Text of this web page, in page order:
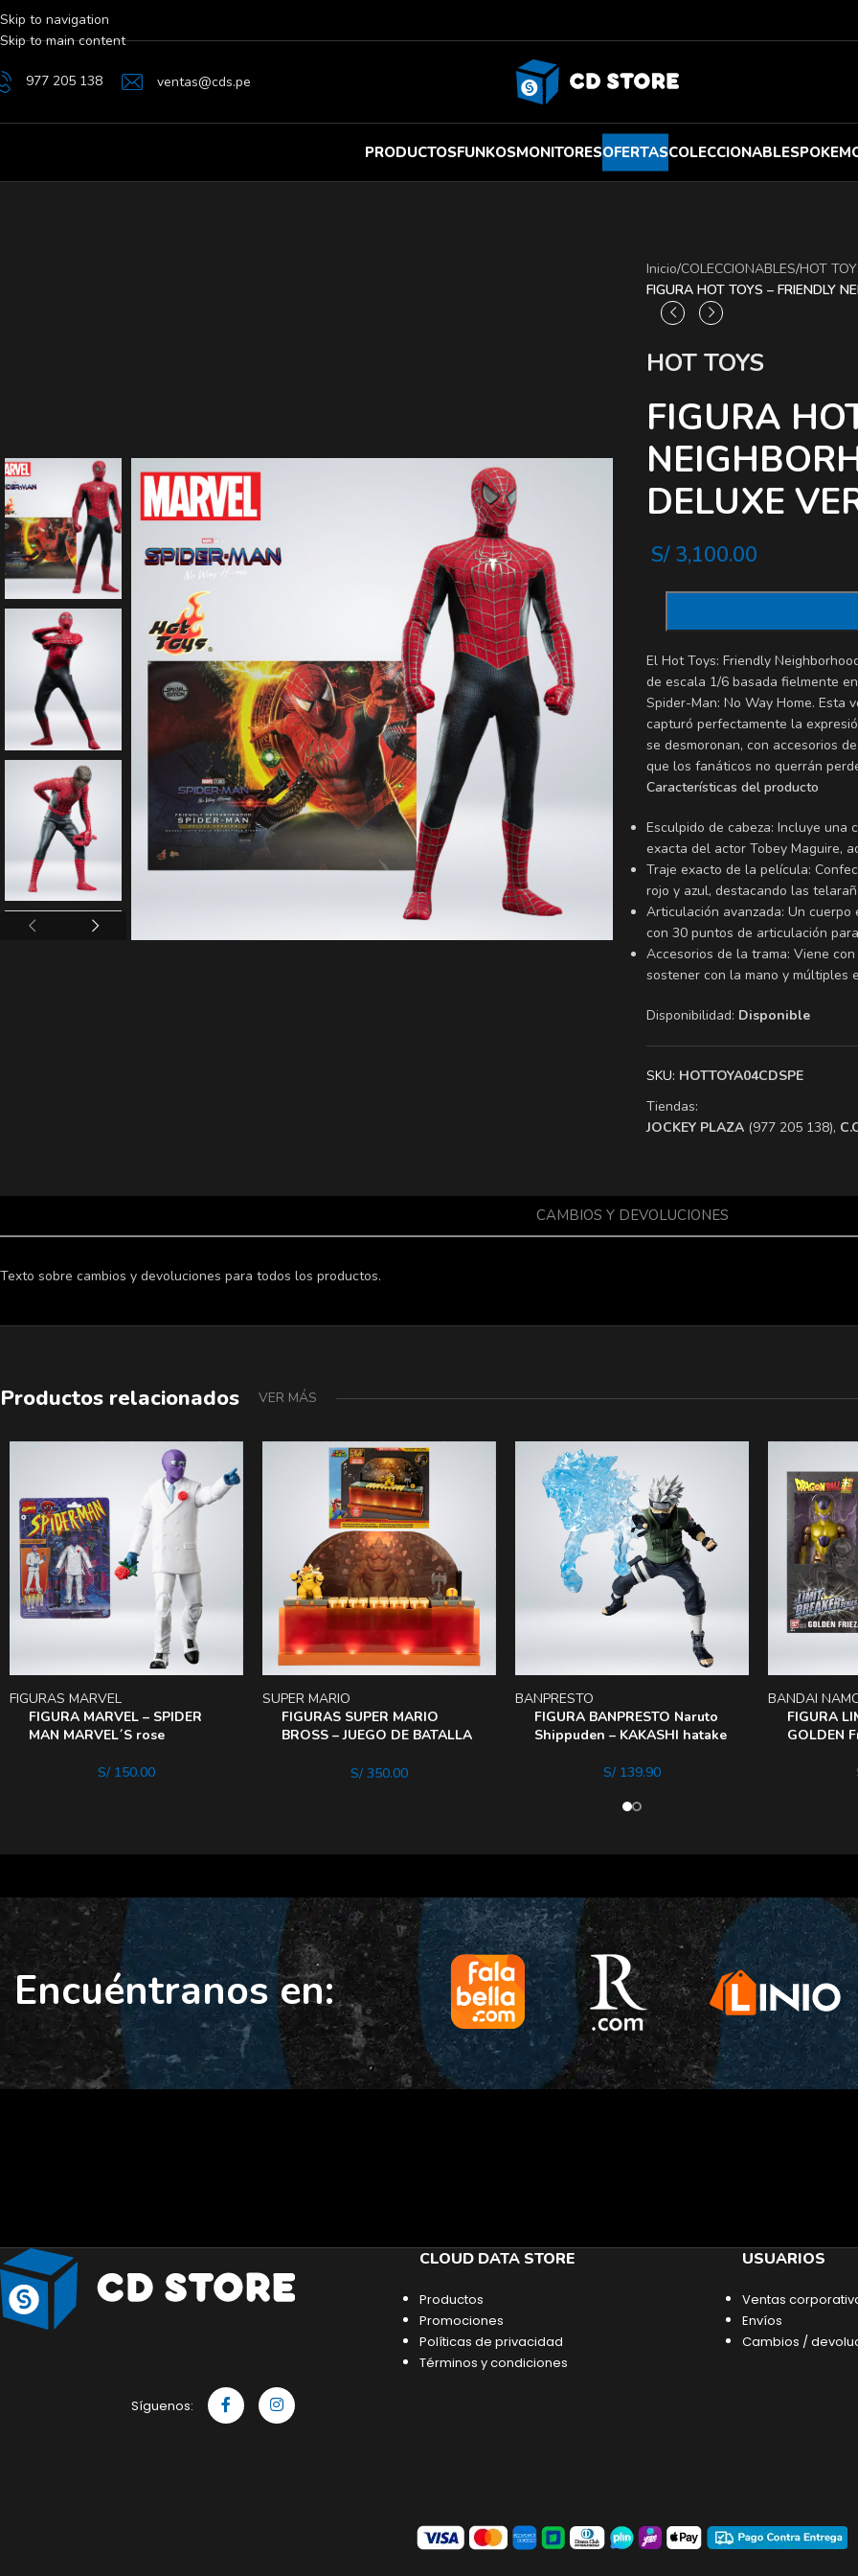
Skip to navigation
Skip to main content
977 205 138 ventas@cds.pe
PRODUCTOSFUNKOSMONITORESOFERTASCOLECCIONABLES
Inicio/COLECCIONABLES/HOT
FIGURA HOT TOYS – FRIENDLY
HOT TOYS
FIGURA
DELUXE
S/3,100.00
El Hot Toys: Friendly
de escala 1/6 basada fielmente
Spider-Man: No Way Home. Esta
capturó perfectamente la
se desmoronan, con accesorios
que los fanáticos no querrán
Características del producto
Esculpido de cabeza: Incluye una
exacta del actor Tobey Maguire,
Traje exacto de la película:
rojo y azul, destacando las
Articulación avanzada: Un
con 30 puntos de articulación
Accesorios de la trama: Viene
sostener con la mano y múltiples
Disponibilidad: Disponible
SKU: HOTTOYA04CDSPE
Tiendas:
​JOCKEY PLAZA (977 205 138),
CAMBIOS Y DEVOLUCIONES
Texto sobre cambios y devoluciones para todos los productos.
Productos relacionados VER MÁS
FIGURA MARVEL – SPIDER
MAN MARVEL´S rose
FIGURAS MARVEL
S/150.00
FIGURAS SUPER MARIO
BROSS – JUEGO DE BATALLA
SUPER MARIO
S/350.00
FIGURA BANPRESTO Naruto
Shippuden – KAKASHI hatake
BANPRESTO
S/139.90
FIGURA
GOLDEN
BANDAI
Encuéntranos en:
Síguenos:
CLOUD DATA STORE
Productos
Promociones
Políticas de privacidad
Términos y condiciones
USUARIOS
Ventas
Envíos
Cambios /